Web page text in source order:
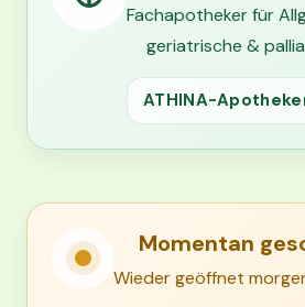
Fachapotheker für
geriatrische &
ATHINA-
Momentan
Wieder geöffnet